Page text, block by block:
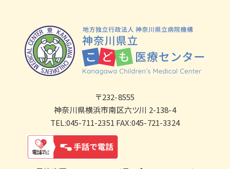
〒232-8555
神奈川県横浜市南区六ツ川 2-138-4
TEL:045-711-2351 FAX:045-721-3324